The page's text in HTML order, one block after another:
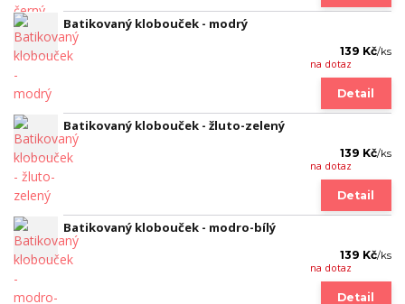
Batikovaný klobouček - modrý
139 Kč/ks
na dotaz
Detail
Batikovaný klobouček - žluto-zelený
139 Kč/ks
na dotaz
Detail
Batikovaný klobouček - modro-bílý
139 Kč/ks
na dotaz
Detail